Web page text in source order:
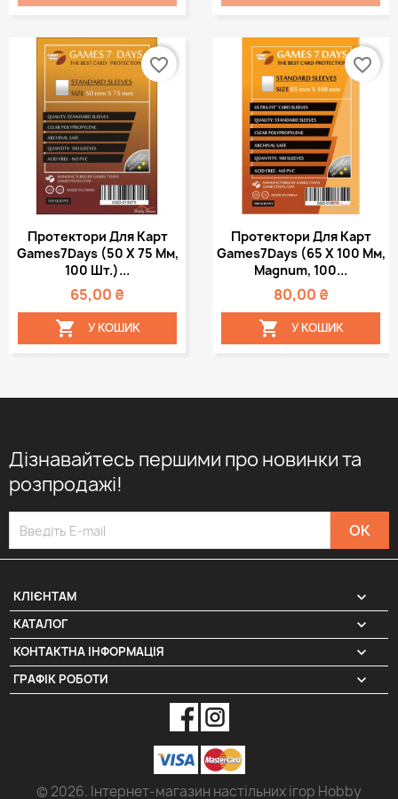
Протектори Для Карт
Games7Days (50 Х 75 Мм,
100 Шт.)...
65,00 ₴
 У КОШИК
favorite_border
Протектори Для Карт
Games7Days (65 Х 100 Мм,
Magnum, 100...
80,00 ₴
 У КОШИК
favorite_border
Дізнавайтесь першими про новинки та
розпродажі!
КЛІЄНТАМ 
КАТАЛОГ 
КОНТАКТНА ІНФОРМАЦІЯ keyboard_arrow_down
ГРАФІК РОБОТИ keyboard_arrow_down
© 2026. Інтернет-магазин настільних ігор Hobby